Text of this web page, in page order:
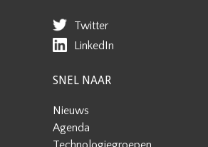
Twitter
LinkedIn
SNEL NAAR
Nieuws
Agenda